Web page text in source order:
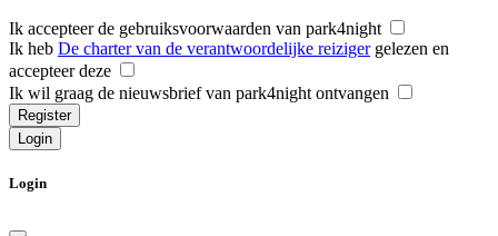
Ik accepteer de gebruiksvoorwaarden van park4night
Ik heb De charter van de verantwoordelijke reizigergelezen en
accepteer deze
Ik wil graag de nieuwsbrief van park4night ontvangen
Register
Login
Login